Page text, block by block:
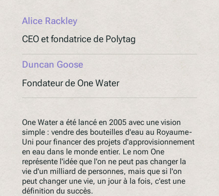
SB54
Contactez notre
Rencontrez l'équipe
Partenaires
Prix
Alice Rackley
CEO et fondatrice de Polytag
Duncan Goose
Fondateur de One Water
One Water a été lancé en 2005 avec une vision
simple : vendre des bouteilles d'eau au Royaume-
Uni pour financer des projets d'approvisionnement
en eau dans le monde entier. Le nom One
représente l'idée que l'on ne peut pas changer la
vie d'un milliard de personnes, mais que si l'on
peut changer une vie, un jour à la fois, c'est une
définition du succès.